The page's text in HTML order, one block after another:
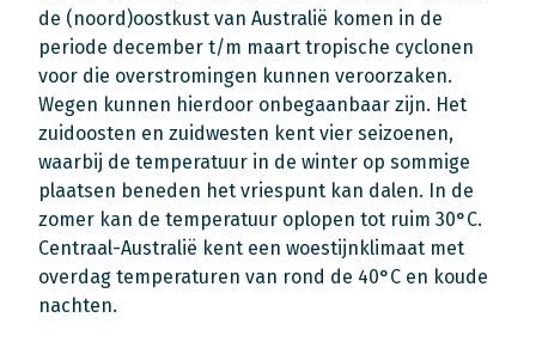
de (noord)oostkust van Australië komen in de
periode december t/m maart tropische cyclonen
voor die overstromingen kunnen veroorzaken.
Wegen kunnen hierdoor onbegaanbaar zijn. Het
zuidoosten en zuidwesten kent vier seizoenen,
waarbij de temperatuur in de winter op sommige
plaatsen beneden het vriespunt kan dalen. In de
zomer kan de temperatuur oplopen tot ruim 30°C.
Centraal-Australië kent een woestijnklimaat met
overdag temperaturen van rond de 40°C en koude
nachten.